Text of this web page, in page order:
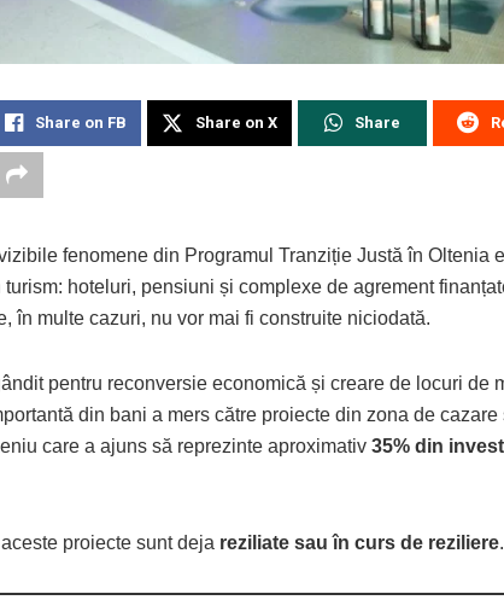
Share on FB Share on X Share
fenomene din Programul Tranziție Justă în Oltenia
turism: hoteluri, pensiuni și complexe de agrement
în multe cazuri, nu vor mai fi construite niciodată.
pentru reconversie economică și creare de locuri de
din bani a mers către proiecte din zona de cazare
care a ajuns să reprezinte aproximativ 35% din
proiecte sunt deja reziliate sau în curs de reziliere.